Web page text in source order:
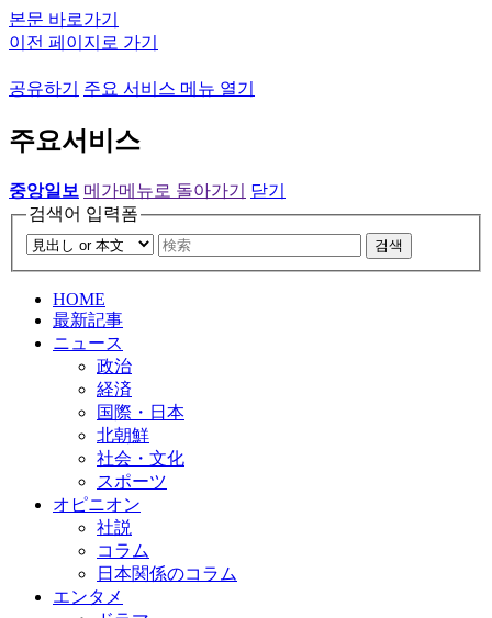
본문 바로가기
이전 페이지로 가기
공유하기 주요 서비스 메뉴 열기
주요서비스
중앙일보 메가메뉴로 돌아가기
닫기
검색어 입력폼
검색
HOME
最新記事
ニュース
政治
経済
国際・日本
北朝鮮
社会・文化
スポーツ
オピニオン
社説
コラム
日本関係のコラム
エンタメ